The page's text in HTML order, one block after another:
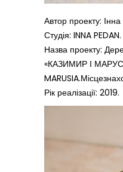
Автор проекту:
Студія: INNA PEDAN.
Назва проекту:
«КАЗИМИР І
Рік реалізації: 2019.